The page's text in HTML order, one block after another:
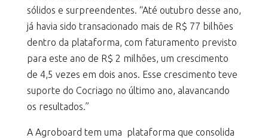
sólidos e surpreendentes. “Até outubro desse ano,
já havia sido transacionado mais de R$ 77 bilhões
dentro da plataforma, com faturamento previsto
para este ano de R$ 2 milhões, um crescimento
de 4,5 vezes em dois anos. Esse crescimento teve
suporte do Cocriago no último ano, alavancando
os resultados.”
A Agroboard tem uma plataforma que consolida